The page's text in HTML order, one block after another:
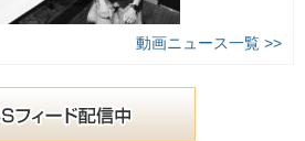
動画ニュース一覧 >>